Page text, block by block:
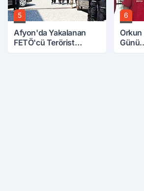
5
Afyon'da Yakalanan
FETÖ'cü Terörist
6
Orkun